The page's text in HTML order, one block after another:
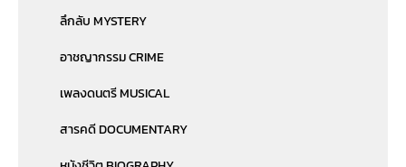
ลึกลับ MYSTERY
อาชญากรรม CRIME
เพลงดนตรี MUSICAL
สารคดี DOCUMENTARY